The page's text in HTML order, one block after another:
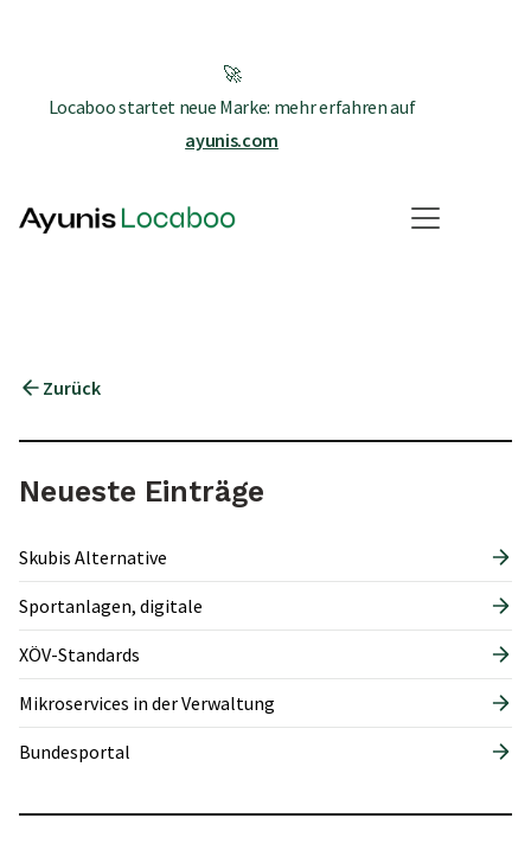
🚀
Locaboo startet neue Marke: mehr erfahren auf
ayunis.com
Zurück
Neueste Einträge
Skubis Alternative
Sportanlagen, digitale
XÖV-Standards
Mikroservices in der Verwaltung
Bundesportal
V